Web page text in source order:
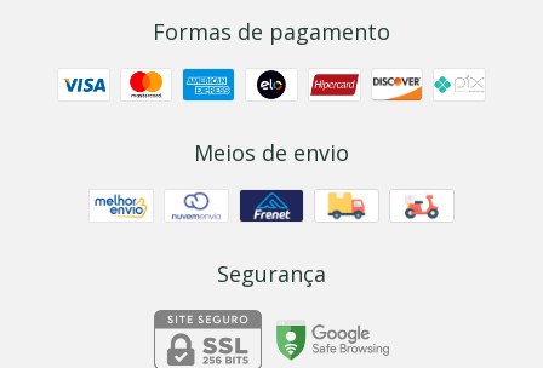
Formas de pagamento
Meios de envio
Segurança